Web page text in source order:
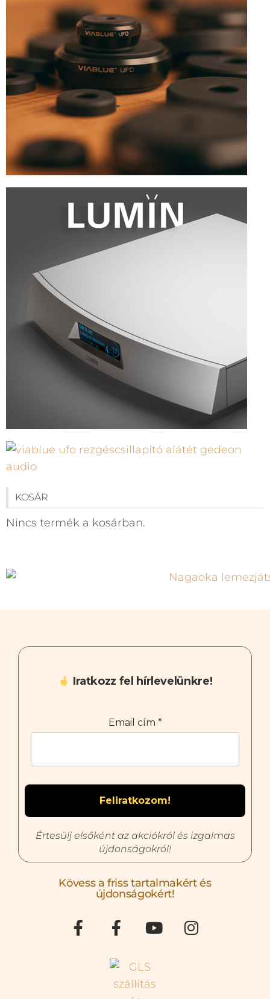
KOSÁR
Nincs termék a kosárban.
Iratkozz fel hírlevelünkre!
Email cím *
Értesülj elsőként az akciókról és izgalmas
újdonságokról!
Kövess a friss tartalmakért és
újdonságokért!